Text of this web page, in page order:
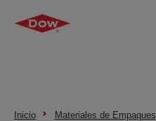
Inicio
Materiales de Empaques